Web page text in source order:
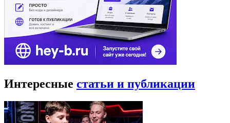
Интересные статьи и публикации